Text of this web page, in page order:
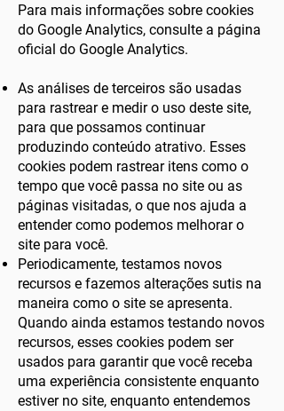
Para mais informações sobre cookies
do Google Analytics, consulte a página
oficial do Google Analytics.
As análises de terceiros são usadas
para rastrear e medir o uso deste site,
para que possamos continuar
produzindo conteúdo atrativo. Esses
cookies podem rastrear itens como o
tempo que você passa no site ou as
páginas visitadas, o que nos ajuda a
entender como podemos melhorar o
site para você.
Periodicamente, testamos novos
recursos e fazemos alterações sutis na
maneira como o site se apresenta.
Quando ainda estamos testando novos
recursos, esses cookies podem ser
usados ​​para garantir que você receba
uma experiência consistente enquanto
estiver no site, enquanto entendemos